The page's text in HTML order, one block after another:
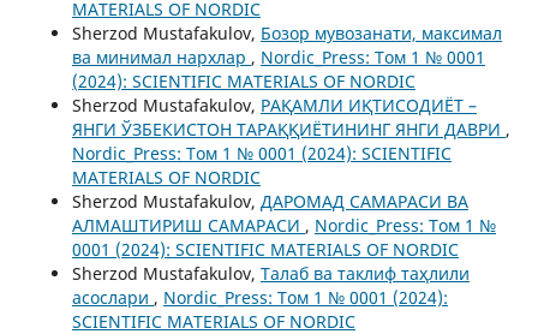
MATERIALS OF NORDIC
Sherzod Mustafakulov, Бозор мувозанати, максимал
ва минимал нархлар , Nordic_Press: Том 1 № 0001
(2024): SCIENTIFIC MATERIALS OF NORDIC
Sherzod Mustafakulov, РАҚАМЛИ ИҚТИСОДИЁТ –
ЯНГИ ЎЗБЕКИСТОН ТАРАҚҚИЁТИНИНГ ЯНГИ ДАВРИ ,
Nordic_Press: Том 1 № 0001 (2024): SCIENTIFIC
MATERIALS OF NORDIC
Sherzod Mustafakulov, ДАРОМАД САМАРАСИ ВА
АЛМАШТИРИШ САМАРАСИ , Nordic_Press: Том 1 №
0001 (2024): SCIENTIFIC MATERIALS OF NORDIC
Sherzod Mustafakulov, Талаб ва таклиф таҳлили
асослари , Nordic_Press: Том 1 № 0001 (2024):
SCIENTIFIC MATERIALS OF NORDIC